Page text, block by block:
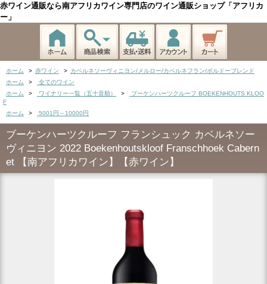
赤ワイン通販なら南アフリカワイン専門店のワイン通販ショップ「アフリカ
ー」
ホーム > 赤ワイン > カベルネソーヴィニヨン/メルロー/カベルネフラン/ボルドーブレンド
ホーム
>
全てのワイン
ホーム
> ワイナリー一覧（五十音順） >
ブーケンハーツクルーフ BOEKENHOUTS KLOO
F
ホーム
> 5001円～10000円
ブーケンハーツクルーフ フランシュック カベルネソー
ヴィニヨン 2022 Boekenhoutskloof Franschhoek Cabern
et 【南アフリカワイン】【赤ワイン】